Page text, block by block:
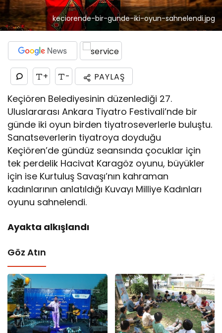
keciorende-bir-gunde-iki-oyun-sahnelendi.jpg
+ - PAYLAŞ
Keçiören Belediyesinin düzenlediği 27.
Uluslararası Ankara Tiyatro Festivali’nde bir
günde iki oyun birden tiyatroseverlerle buluştu.
Sanatseverlerin tiyatroya doyduğu
Keçiören’de gündüz seansında çocuklar için
tek perdelik Hacivat Karagöz oyunu, büyükler
için ise Kurtuluş Savaşı’nın kahraman
kadınlarının anlatıldığı Kuvayı Milliye Kadınları
oyunu sahnelendi.
Ayakta alkışlandı
Göz Atın